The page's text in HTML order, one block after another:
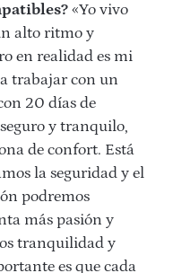
«Yo vivo
alto ritmo y
en realidad es mi
trabajar con un
20 días de
y tranquilo,
de confort. Está
la seguridad y el
podremos
más pasión y
tranquilidad y
es que cada